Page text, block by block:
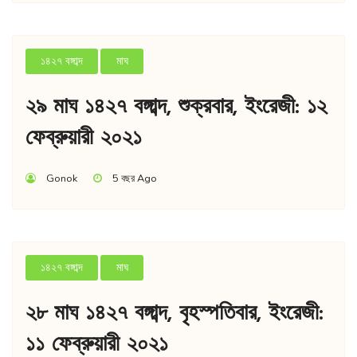
১৪২৭ বঙ্গাব্দ মাঘ
২৯ মাঘ ১৪২৭ বঙ্গাব্দ, শুক্রবার, ইংরেজী: ১২
ফেব্রুয়ারী ২০২১
Gonok 5 বছর Ago
১৪২৭ বঙ্গাব্দ মাঘ
২৮ মাঘ ১৪২৭ বঙ্গাব্দ, বৃহস্পতিবার, ইংরেজী:
১১ ফেব্রুয়ারী ২০২১